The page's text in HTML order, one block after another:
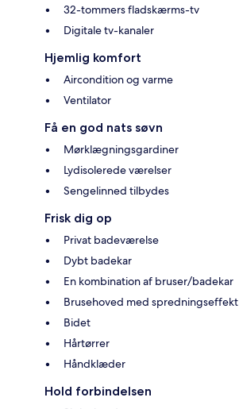
32-tommers fladskærms-tv
Digitale tv-kanaler
Hjemlig komfort
Aircondition og varme
Ventilator
Få en god nats søvn
Mørklægningsgardiner
Lydisolerede værelser
Sengelinned tilbydes
Frisk dig op
Privat badeværelse
Dybt badekar
En kombination af bruser/badekar
Brusehoved med spredningseffekt
Bidet
Hårtørrer
Håndklæder
Hold forbindelsen